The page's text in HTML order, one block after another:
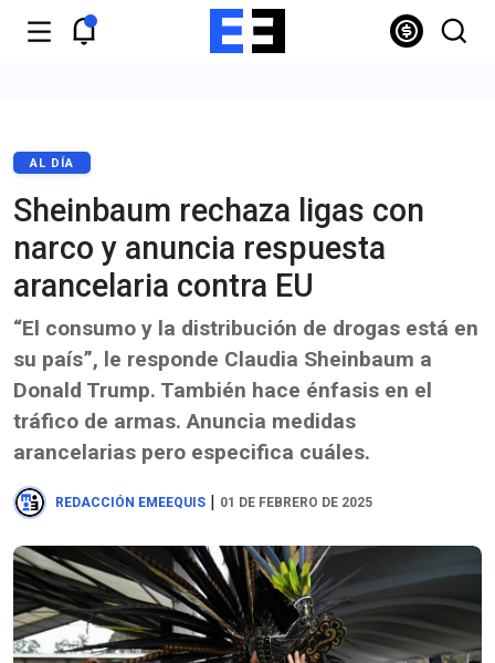
AL DÍA
Sheinbaum rechaza ligas con
narco y anuncia respuesta
arancelaria contra EU
“El consumo y la distribución de drogas está en
su país”, le responde Claudia Sheinbaum a
Donald Trump. También hace énfasis en el
tráfico de armas. Anuncia medidas
arancelarias pero especifica cuáles.
REDACCIÓN EMEEQUIS | 01 DE FEBRERO DE 2025